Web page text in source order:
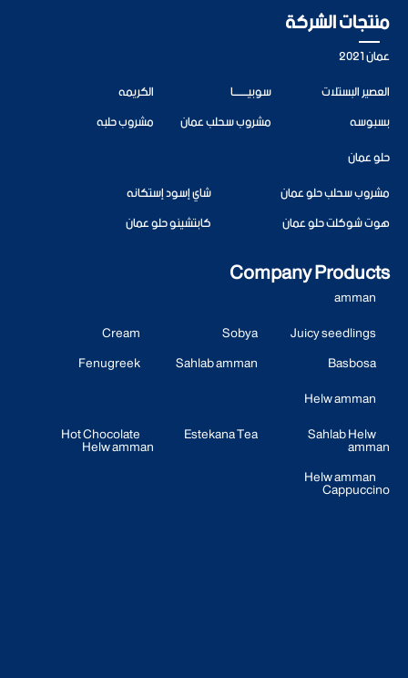
منتجات الشركة
عمان 2021
العصير البستلات
سوبيــــــــا
الكريمه
بسبوسه
مشروب سحلب عمان
مشروب حلبه
حلو عمان
مشروب سحلب حلو عمان
شاي إسود إستكانه
هوت شوكلت حلو عمان
كابتشينو حلو عمان
Company Products
amman
Juicy seedlings
Sobya
Cream
Basbosa
Sahlab amman
Fenugreek
Helw amman
Sahlab Helw
amman
Estekana Tea
Hot Chocolate
Helw amman
Helw amman
Cappuccino